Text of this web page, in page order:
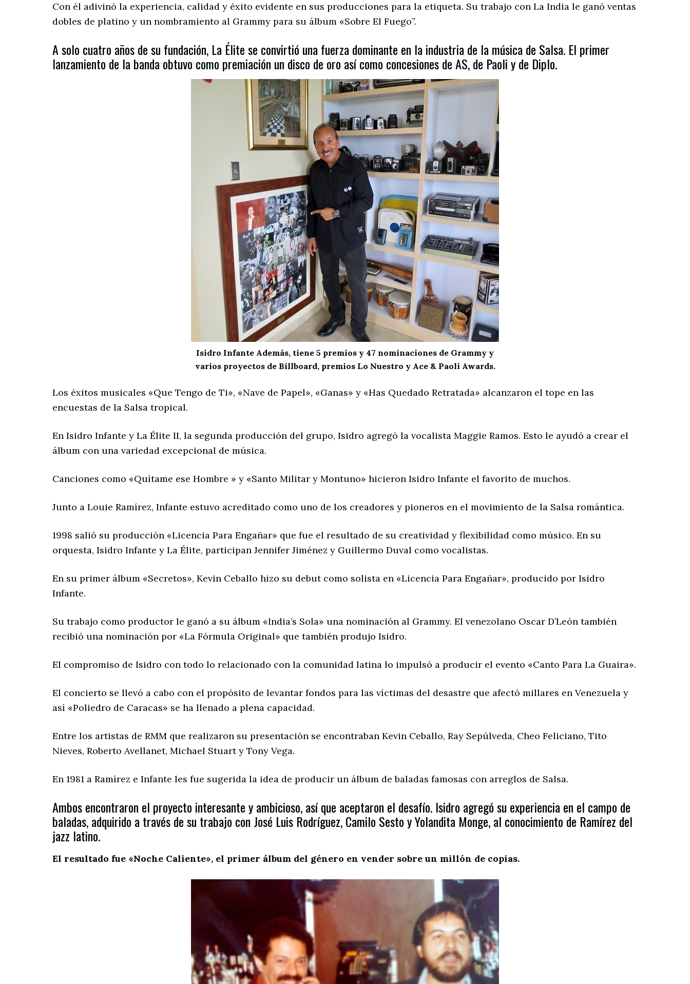
Con él adivinó la experiencia, calidad y éxito evidente en sus producciones para la etiqueta. Su trabajo con La India le ganó ventas
dobles de platino y un nombramiento al Grammy para su álbum «Sobre El Fuego”.
A solo cuatro años de su fundación, La Élite se convirtió una fuerza dominante en la industria de la música de Salsa. El primer
lanzamiento de la banda obtuvo como premiación un disco de oro así como concesiones de AS, de Paoli y de Diplo.
Isidro Infante Además, tiene 5 premios y 47 nominaciones de Grammy y
varios proyectos de Billboard, premios Lo Nuestro y Ace & Paoli Awards.
Los éxitos musicales «Que Tengo de Ti», «Nave de Papel», «Ganas» y «Has Quedado Retratada» alcanzaron el tope en las
encuestas de la Salsa tropical.
En Isidro Infante y La Élite II, la segunda producción del grupo, Isidro agregó la vocalista Maggie Ramos. Esto le ayudó a crear el
álbum con una variedad excepcional de música.
Canciones como «Quítame ese Hombre » y «Santo Militar y Montuno» hicieron Isidro Infante el favorito de muchos.
Junto a Louie Ramírez, Infante estuvo acreditado como uno de los creadores y pioneros en el movimiento de la Salsa romántica.
1998 salió su producción «Licencia Para Engañar» que fue el resultado de su creatividad y flexibilidad como músico. En su
orquesta, Isidro Infante y La Élite, participan Jennifer Jiménez y Guillermo Duval como vocalistas.
En su primer álbum «Secretos», Kevin Ceballo hizo su debut como solista en «Licencia Para Engañar», producido por Isidro
Infante.
Su trabajo como productor le ganó a su álbum «India’s Sola» una nominación al Grammy. El venezolano Oscar D’León también
recibió una nominación por «La Fórmula Original» que también produjo Isidro.
El compromiso de Isidro con todo lo relacionado con la comunidad latina lo impulsó a producir el evento «Canto Para La Guaira».
El concierto se llevó a cabo con el propósito de levantar fondos para las víctimas del desastre que afectó millares en Venezuela y
así «Poliedro de Caracas» se ha llenado a plena capacidad.
Entre los artistas de RMM que realizaron su presentación se encontraban Kevin Ceballo, Ray Sepúlveda, Cheo Feliciano, Tito
Nieves, Roberto Avellanet, Michael Stuart y Tony Vega.
En 1981 a Ramírez e Infante les fue sugerida la idea de producir un álbum de baladas famosas con arreglos de Salsa.
Ambos encontraron el proyecto interesante y ambicioso, así que aceptaron el desafío. Isidro agregó su experiencia en el campo de
baladas, adquirido a través de su trabajo con José Luis Rodríguez, Camilo Sesto y Yolandita Monge, al conocimiento de Ramírez del
jazz latino.
El resultado fue «Noche Caliente», el primer álbum del género en vender sobre un millón de copias.